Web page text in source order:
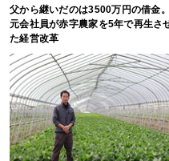
父から継いだのは3500万円の借金。
元会社員が赤字農家を5年で再生さ
た経営改革